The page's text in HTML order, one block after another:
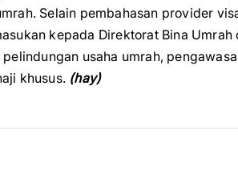
Selain pembahasan provider
kepada Direktorat Bina Umrah
usaha umrah,
khusus. (hay)